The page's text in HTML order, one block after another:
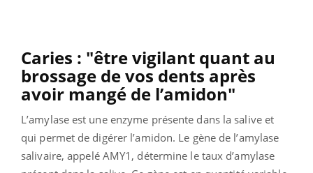
Caries : "être vigilant quant au
brossage de vos dents après
avoir mangé de l’amidon"
L’amylase est une enzyme présente dans la salive et
qui permet de digérer l’amidon. Le gène de l’amylase
salivaire, appelé AMY1, détermine le taux d’amylase